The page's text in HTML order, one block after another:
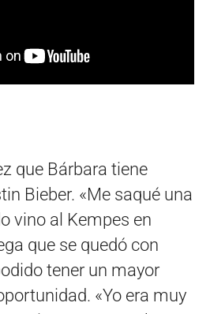
que Bárbara tiene
Bieber. «Me saqué una
vino al Kempes en
que se quedó con
tener un mayor
«Yo era muy